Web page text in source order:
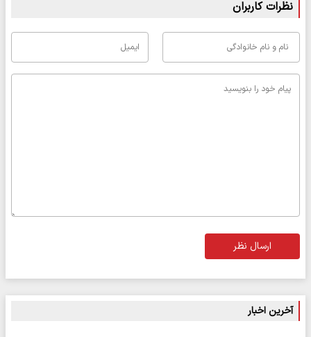
نظرات کاربران
ارسال نظر
آخرین اخبار